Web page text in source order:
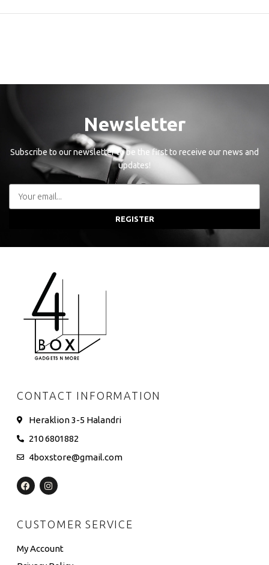
Newsletter
Subscribe to our newsletter to be the first to receive our news and
updates!
REGISTER
CONTACT INFORMATION
Heraklion 3-5 Halandri
210 6801882
4boxstore@gmail.com
CUSTOMER SERVICE
My Account